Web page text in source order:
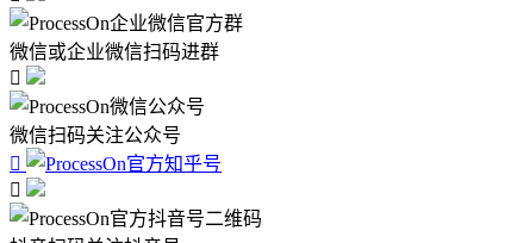
微信或企业微信扫码进群

微信扫码关注公众号

